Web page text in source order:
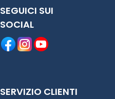
SEGUICI SUI
SOCIAL
SERVIZIO CLIENTI